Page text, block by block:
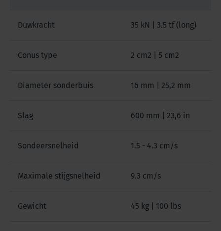
Duwkracht 35 kN | 3.5 tf (long)
Conus type 2 cm2 | 5 cm2
Diameter sonderbuis 16 mm | 25,2 mm
Slag 600 mm | 23,6 in
Sondeersnelheid 1.5 - 4.3 cm/s
Maximale stijgsnelheid 9.3 cm/s
Gewicht 45 kg | 100 lbs